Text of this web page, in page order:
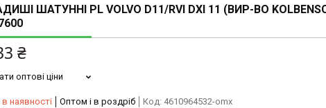
ШАТУННІ PL VOLVO D11/RVI DXI 11 (ВИР-ВО
₴
оптові ціни
наявності Оптом і в роздріб Код: 4610964532-omx